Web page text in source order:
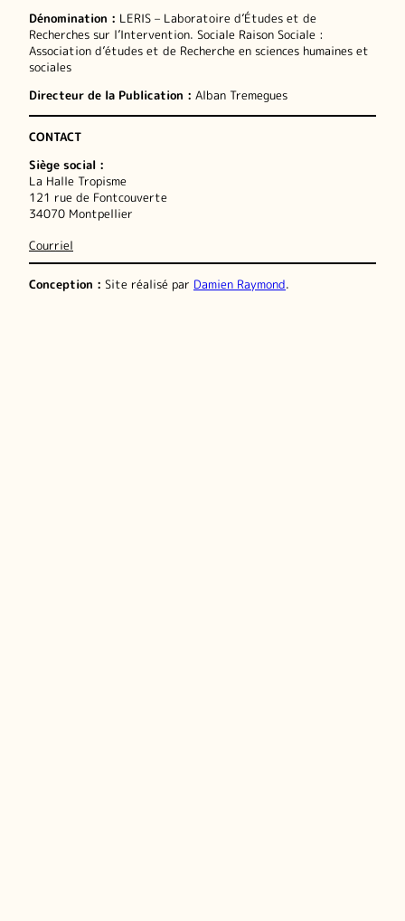
Dénomination : LERIS – Laboratoire d’Études et de
Recherches sur l’Intervention. Sociale Raison Sociale :
Association d’études et de Recherche en sciences humaines et
sociales
Directeur de la Publication : Alban Tremegues
CONTACT
Siège social :
La Halle Tropisme
121 rue de Fontcouverte
34070 Montpellier
Courriel
Conception : Site réalisé par Damien Raymond.